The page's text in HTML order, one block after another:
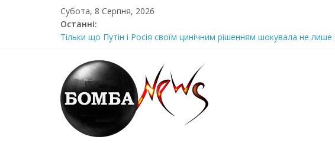
Субота, 8 Серпня, 2026
Останні:
Тільки що Путін і Росія своїм цинічним рішенням шoкyвaлa не
Щойно! Передали з Херсону: “ми тримаємося як можемо, але…”
Отрuмає по повній! Коломойського вже доставили в
Луцeнкo: “3eлeнcькuй nponoнує npupiвнятu кopуnцiю дo